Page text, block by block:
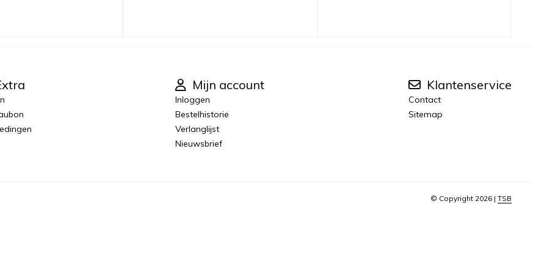
Mijn account
Inloggen
Bestelhistorie
Verlanglijst
Nieuwsbrief
Klantenservice
Contact
Sitemap
© Copyright 2026 | TSB